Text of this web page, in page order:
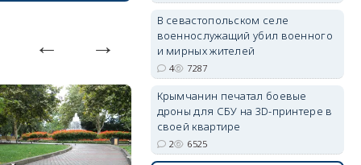
В севастопольском селе
военнослужащий убил военного
и мирных жителей
4 7287
Крымчанин печатал боевые
дроны для СБУ на 3D-принтере в
своей квартире
2 6525